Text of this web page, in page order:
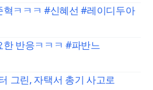
ㅋㅋㅋ #신혜선 #레이디두아
반응ㅋㅋㅋ #파반느
그린, 자택서 총기 사고로